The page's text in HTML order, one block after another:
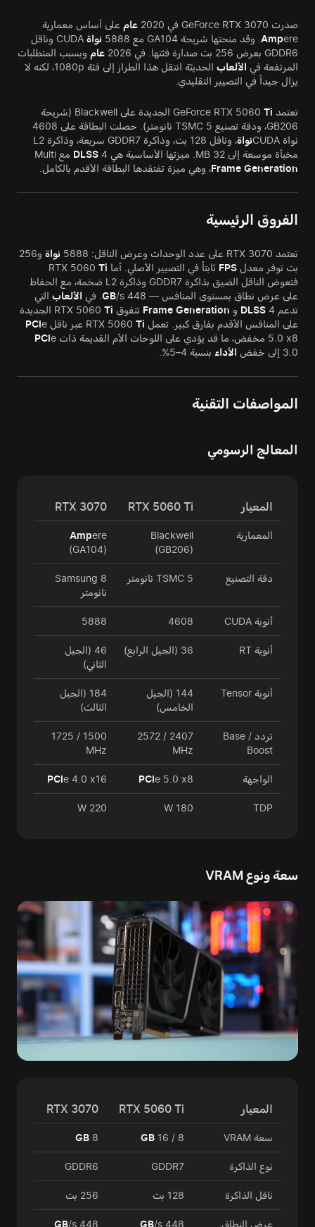
صدرت GeForce RTX 3070 في 2020 عام على أساس معمارية
Ampere. وقد منحتها شريحة GA104 مع 5888 نواة
CUDA وناقل
GDDR6 بعرض 256 بت صدارة فئتها. في 2026
عام وبسبب المتطلبات
المرتفعة في الألعاب
الحديثة انتقل هذا الطراز إلى فئة 1080p، لكنه لا
يزال جيداً في التصيير التقليدي.
تعتمد GeForce RTX 5060 Ti
الجديدة على Blackwell (شريحة
GB206، ودقة تصنيع TSMC 5 نانومتر). حصلت البطاقة على 4608
نواة CUDA
نواة
، وناقل 128 بت، وذاكرة GDDR7 سريعة، وذاكرة L2
مخبأة موسعة إلى 32 MB. ميزتها الأساسية هي
DLSS 4 مع Multi
Frame Generation ، وهي ميزة تفتقدها البطاقة الأقدم بالكامل.
الفروق الرئيسية
تعتمد RTX 3070 على عدد الوحدات وعرض الناقل: 5888 نواة
و256
بت توفر معدل FPS ثابتاً في التصيير الأصلي. أما RTX 5060 Ti
فتعوض الناقل الضيق بذاكرة GDDR7 وذاكرة L2 ضخمة، مع الحفاظ
على عرض نطاق بمستوى المنافس — 448
GB/s. في الألعاب التي
تدعم
DLSS 4 و Frame Generation تتفوق RTX 5060 Ti
الجديدة
على المنافس الأقدم بفارق كبير. تعمل RTX 5060 Ti عبر ناقل PCIe
5.0 x8 مخفض، ما قد يؤدي على اللوحات الأم القديمة ذات
PCIe
3.0 إلى خفض
الأداء بنسبة 4–5%.
المواصفات التقنية
المعالج الرسومي
المعيار RTX 5060 Ti
RTX 3070
المعمارية
Blackwell
(GB206)
Ampere
(GA104)
دقة التصنيع TSMC 5 نانومتر
Samsung 8
نانومتر
أنوية CUDA 4608
5888
أنوية RT 36 (الجيل الرابع)
46 (الجيل
الثاني)
أنوية Tensor
144 (الجيل
الخامس)
184 (الجيل
الثالث)
تردد Base /
Boost
2407 / 2572
MHz
1500 / 1725
MHz
الواجهة PCIe 5.0 x8
PCIe 4.0 x16
TDP
180 W
220 W
سعة ونوع VRAM
المعيار RTX 5060 Ti
RTX 3070
سعة VRAM 8 / 16
GB
8
GB
نوع الذاكرة GDDR7
GDDR6
ناقل الذاكرة 128 بت 256 بت
عرض النطاق 448
GB/s
448
GB/s